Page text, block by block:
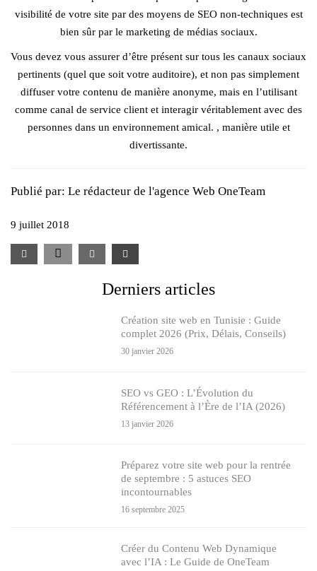
visibilité de votre site par des moyens de SEO non-techniques est
bien sûr par le marketing de médias sociaux.
Vous devez vous assurer d’être présent sur tous les canaux sociaux
pertinents (quel que soit votre auditoire), et non pas simplement
diffuser votre contenu de manière anonyme, mais en l’utilisant
comme canal de service client et interagir véritablement avec des
personnes dans un environnement amical. , manière utile et
divertissante.
Publié par: Le rédacteur de l'agence Web OneTeam
9 juillet 2018
Derniers articles
Création site web en Tunisie : Guide
complet 2026 (Prix, Délais, Conseils)
30 janvier 2026
SEO vs GEO : L’Évolution du
Référencement à l’Ère de l’IA (2026)
13 janvier 2026
Préparez votre site web pour la rentrée
de septembre : 5 astuces SEO
incontournables
16 septembre 2025
Créer du Contenu Web Dynamique
avec l’IA : Le Guide de OneTeam